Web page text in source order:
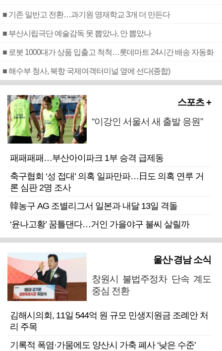
■ 기존 일반고 전환…과기원 영재학교 3개 더 만든다
■ 부산시립극단 예술감독 못 뽑았나, 안 뽑았나
■ 로봇 1000대가 상품 입출고 척척…롯데마트 24시간 배송 자동화
■ 해수부 청사, 북항 국제여객터미널 옆에 선다(종합)
스포츠 +
“이강인 서울서 새 출발 응원”
패패패패…부산아이파크 1부 승격 급제동
축구협회 ‘성 접대’ 의혹 일파만파…日도 의혹 연루 거
론 심판 2명 조사
韓농구 AG 조별리그서 일본과 내달 13일 격돌
‘윤나고황’ 꿈틀댄다…거인 가을야구 불씨 살릴까
울산·경남 소식
창원시 불법주정차 단속 계도
중심 전환
김해시의회, 11일 544억 원 규모 민생지원금 조례안 처
리 주목
기록적 폭염·가뭄에도 양산시 가축 폐사 ‘낮은 수준’